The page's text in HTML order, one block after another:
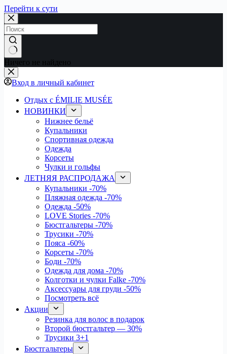
Перейти к сути
Ничего не найдено
Вход в личный кабинет
Отдых с ÉMILIE MUSÉE
НОВИНКИ
Нижнее бельё
Купальники
Спортивная одежда
Одежда
Корсеты
Чулки и гольфы
ЛЕТНЯЯ РАСПРОДАЖА
Купальники -70%
Пляжная одежда -70%
Одежда -50%
LOVE Stories -70%
Бюстгальтеры -70%
Трусики -70%
Пояса -60%
Корсеты -70%
Боди -70%
Одежда для дома -70%
Колготки и чулки Falke -70%
Аксессуары для груди -50%
Посмотреть всё
Акции
Резинка для волос в подарок
Второй бюстгальтер — 30%
Трусики 3+1
Бюстгальтеры